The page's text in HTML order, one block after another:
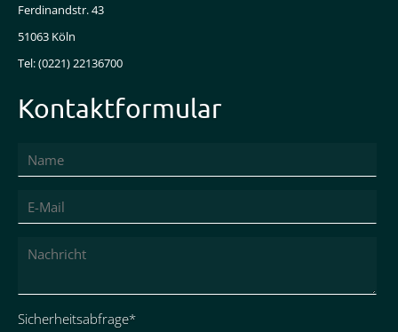
Ferdinandstr. 43
51063 Köln
Tel: (0221) 22136700
Kontaktformular
Pflichtfeld
Sicherheitsabfrage*